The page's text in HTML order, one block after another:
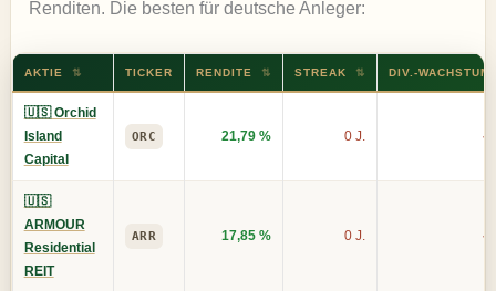
Renditen. Die besten für deutsche Anleger:
AKTIE ⇅ TICKER RENDITE ⇅ STREAK ⇅ DIV.-
🇺🇸 Orchid
Island
Capital
ORC 21,79 % 0 J. -
🇺🇸
ARMOUR
Residential
REIT
ARR 17,85 % 0 J. -